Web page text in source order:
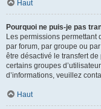
Haut
Pourquoi ne puis-je pas
Les permissions permettant
par forum, par groupe ou
être désactivé le transfert
certains groupes
d’informations, veuillez
Haut